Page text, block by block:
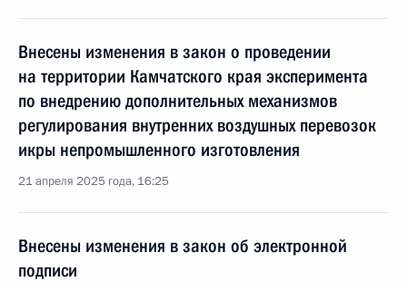
Внесены изменения в закон о проведении
на территории Камчатского края эксперимента
по внедрению дополнительных механизмов
регулирования внутренних воздушных перевозок
икры непромышленного изготовления
21 апреля 2025 года, 16:25
Внесены изменения в закон об электронной
подписи